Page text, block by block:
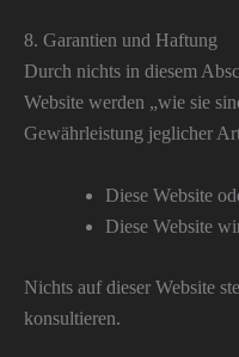
8. Garantien und Haftung
Durch nichts in diesem
Website werden „wie sie
Gewährleistung jeglicher
Diese Website
Diese Website
Nichts auf dieser Website
konsultieren.